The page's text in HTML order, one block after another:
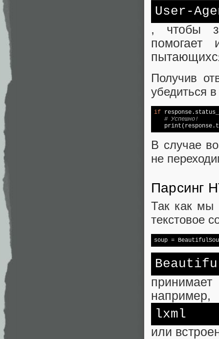
User-
, чтобы
помогает
Получив
убедиться
if
# Успешно!
В случае
не
Парсинг
Так как мы
текстовое
soup =
например,
lxml
или